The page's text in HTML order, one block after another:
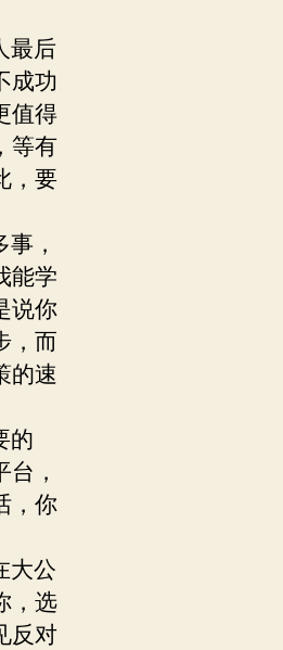
最后
成功
值得
等有
，要
，
能学
说你
，而
的速
的
，
，你
大公
，选
反对